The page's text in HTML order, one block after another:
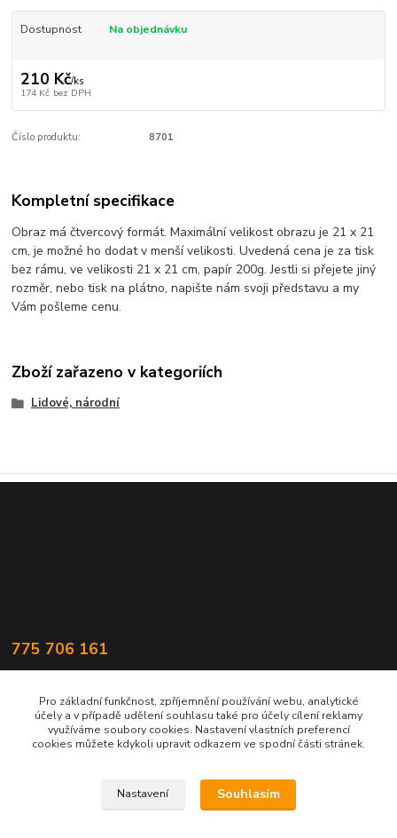
Dostupnost Na objednávku
210 Kč/ks
174 Kč bez DPH
Číslo produktu: 8701
Kompletní specifikace
Obraz má čtvercový formát. Maximální velikost obrazu je 21 x 21
cm, je možné ho dodat v menší velikosti. Uvedená cena je za tisk
bez rámu, ve velikosti 21 x 21 cm, papír 200g. Jestli si přejete jiný
rozměr, nebo tisk na plátno, napište nám svoji představu a my
Vám pošleme cenu.
Zboží zařazeno v kategoriích
Lidové, národní
775 706 161
Upravit sběr cookies.
Pro základní funkčnost, zpříjemnění používání webu, analytické
účely a v případě udělení souhlasu také pro účely cílení reklamy
využíváme soubory cookies. Nastavení vlastních preferencí
cookies můžete kdykoli upravit odkazem ve spodní části stránek.
Nastavení Souhlasím